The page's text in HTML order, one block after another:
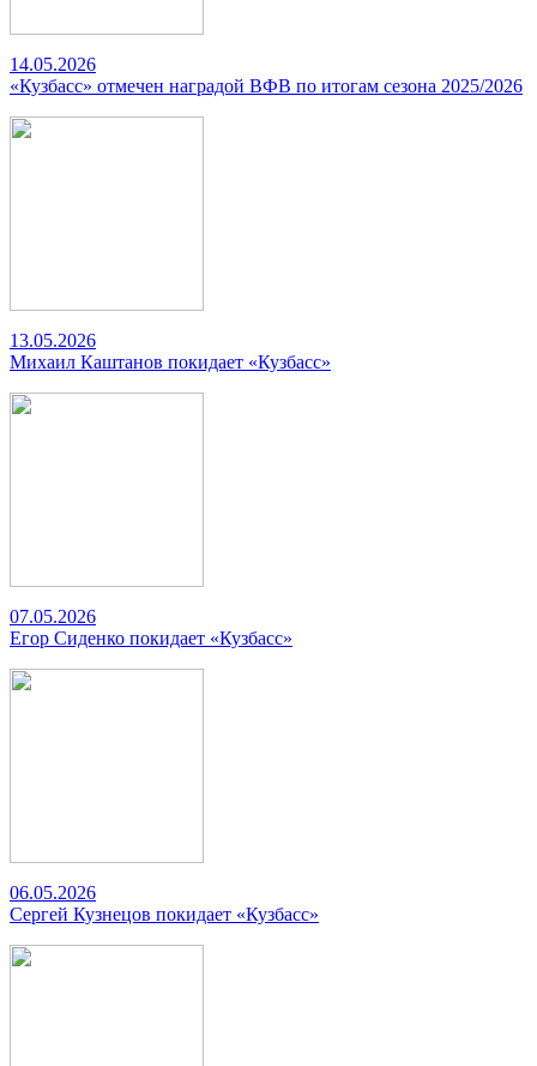
14.05.2026
«Кузбасс» отмечен наградой ВФВ по итогам сезона 2025/2026
13.05.2026
Михаил Каштанов покидает «Кузбасс»
07.05.2026
Егор Сиденко покидает «Кузбасс»
06.05.2026
Сергей Кузнецов покидает «Кузбасс»